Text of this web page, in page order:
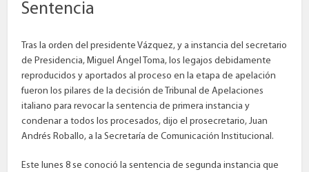
Sentencia
Tras la orden del presidente Vázquez, y a instancia del secretario
de Presidencia, Miguel Ángel Toma, los legajos debidamente
reproducidos y aportados al proceso en la etapa de apelación
fueron los pilares de la decisión de Tribunal de Apelaciones
italiano para revocar la sentencia de primera instancia y
condenar a todos los procesados, dijo el prosecretario, Juan
Andrés Roballo, a la Secretaría de Comunicación Institucional.
Este lunes 8 se conoció la sentencia de segunda instancia que